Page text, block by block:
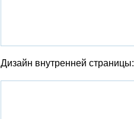
Дизайн внутренней страницы: